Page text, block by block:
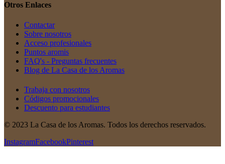
Otros Enlaces
Contactar
Sobre nosotros
Acceso profesionales
Puntos aromis
FAQ's - Preguntas frecuentes
Blog de La Casa de los Aromas
Trabaja con nosotros
Códigos promocionales
Descuento para estudiantes
© 2023 La Casa de los Aromas. Todos los derechos reservados.
InstagramFacebookPinterest